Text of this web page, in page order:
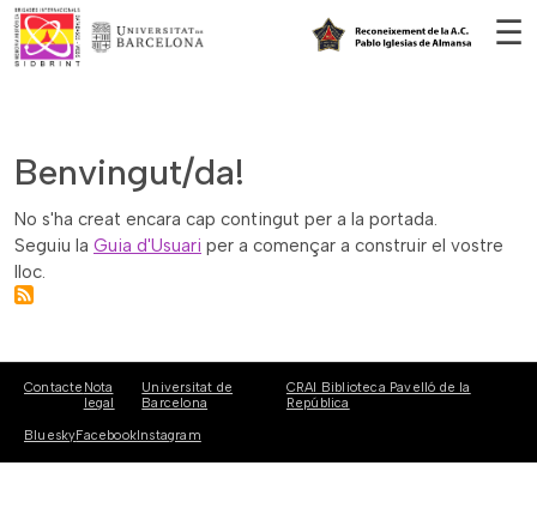
☰
Benvingut/da!
No s'ha creat encara cap contingut per a la portada.
Seguiu la Guia d'Usuari per a començar a construir el vostre
lloc.
Contacte Nota
legal
Universitat de
Barcelona
CRAI Biblioteca Pavelló de la
República
BlueskyFacebookInstagram